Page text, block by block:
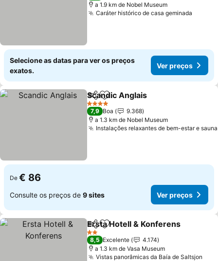
a 1.9 km de Nobel Museum
Caráter histórico de casa geminada
Selecione as datas para ver os preços
exatos.
Ver preços
PartilharAdicionar aos favoritos
Scandic Anglais
4 Estrelas
7,9 Boa
9.368
a 1.3 km de Nobel Museum
Instalações relaxantes de bem-estar e sauna
De € 86
Consulte os preços de 9 sites Ver preços
PartilharAdicionar aos favoritos
Ersta Hotell & Konferens
2 Estrelas
8,5 Excelente
4.174
a 1.3 km de Vasa Museum
Vistas panorâmicas da Baía de Saltsjon